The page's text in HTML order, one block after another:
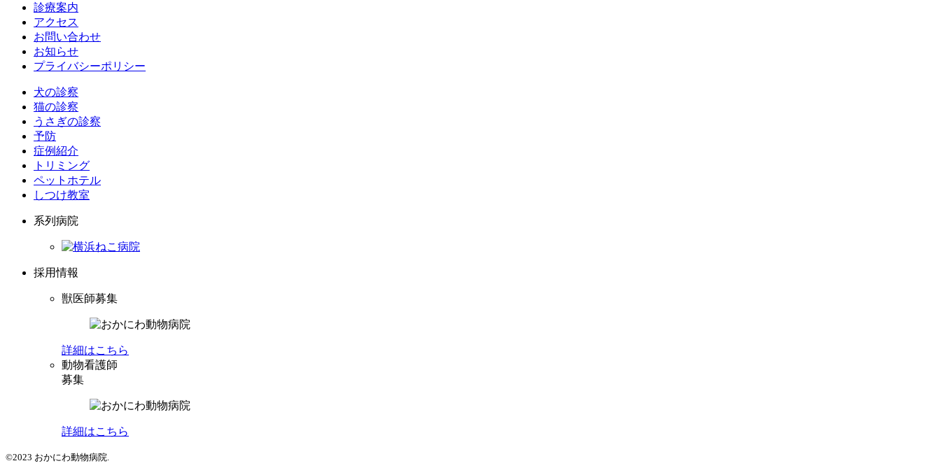
診療案内
アクセス
お問い合わせ
お知らせ
プライバシーポリシー
犬の診察
猫の診察
うさぎの診察
予防
症例紹介
トリミング
ペットホテル
しつけ教室
系列病院
採用情報
獣医師募集
詳細はこちら
動物看護師
募集
詳細はこちら
©2023 おかにわ動物病院.